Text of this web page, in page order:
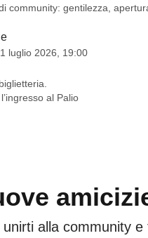
community: gentilezza,
luglio 2026, 19:00
al Palio
alla community